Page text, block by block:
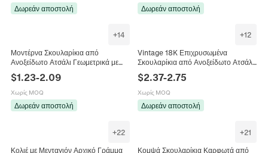
Δωρεάν αποστολή Δωρεάν αποστολή
+14
Μοντέρνα Σκουλαρίκια από
Ανοξείδωτο Ατσάλι Γεωμετρικά με
Στρας για Γυναίκες 18K
Επιχρυσωμένα Σκουλαρίκια Κρίκοι
Κοσμήματα
$1.23-2.09
Χωρίς MOQ
Δωρεάν αποστολή
+12
Vintage 18K Επιχρυσωμένα
Σκουλαρίκια από Ανοξείδωτο Ατσάλι
για Γυναίκες Λέπια Φιδιού Υφή
Σπειροειδή Γεωμετρικά Σκουλαρίκια
$2.37-2.75
Χωρίς MOQ
Δωρεάν αποστολή
+22
Κολιέ με Μενταγιόν Αρχικό Γράμμα
+21
Κομψά Σκουλαρίκια Καρφωτά από